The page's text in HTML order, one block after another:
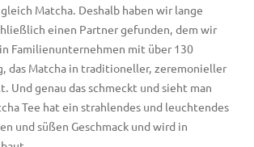
Matcha. Deshalb haben wir lange
einen Partner gefunden, dem wir
Familienunternehmen mit über 130
das Matcha in traditioneller, zeremonieller
Und genau das schmeckt und sieht man
Tee hat ein strahlendes und leuchtendes
und süßen Geschmack und wird in